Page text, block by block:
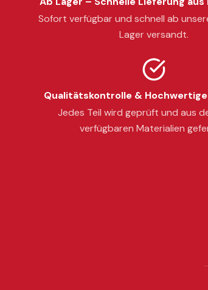
Sofort verfügbar und schnell ab
Lager versandt.
Qualitätskontrolle &
Jedes Teil wird geprüft und aus
verfügbaren Materialien